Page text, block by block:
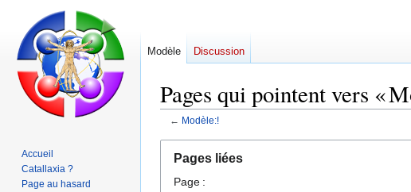
Pages qui pointent vers «
← Modèle:!
Pages liées
Page :
Modèle Discussion
Accueil
Catallaxia ?
Page au hasard